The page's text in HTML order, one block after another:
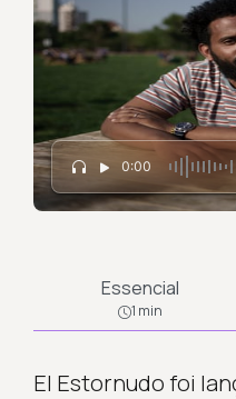
0:00
Essencial
1 min
El Estornudo foi